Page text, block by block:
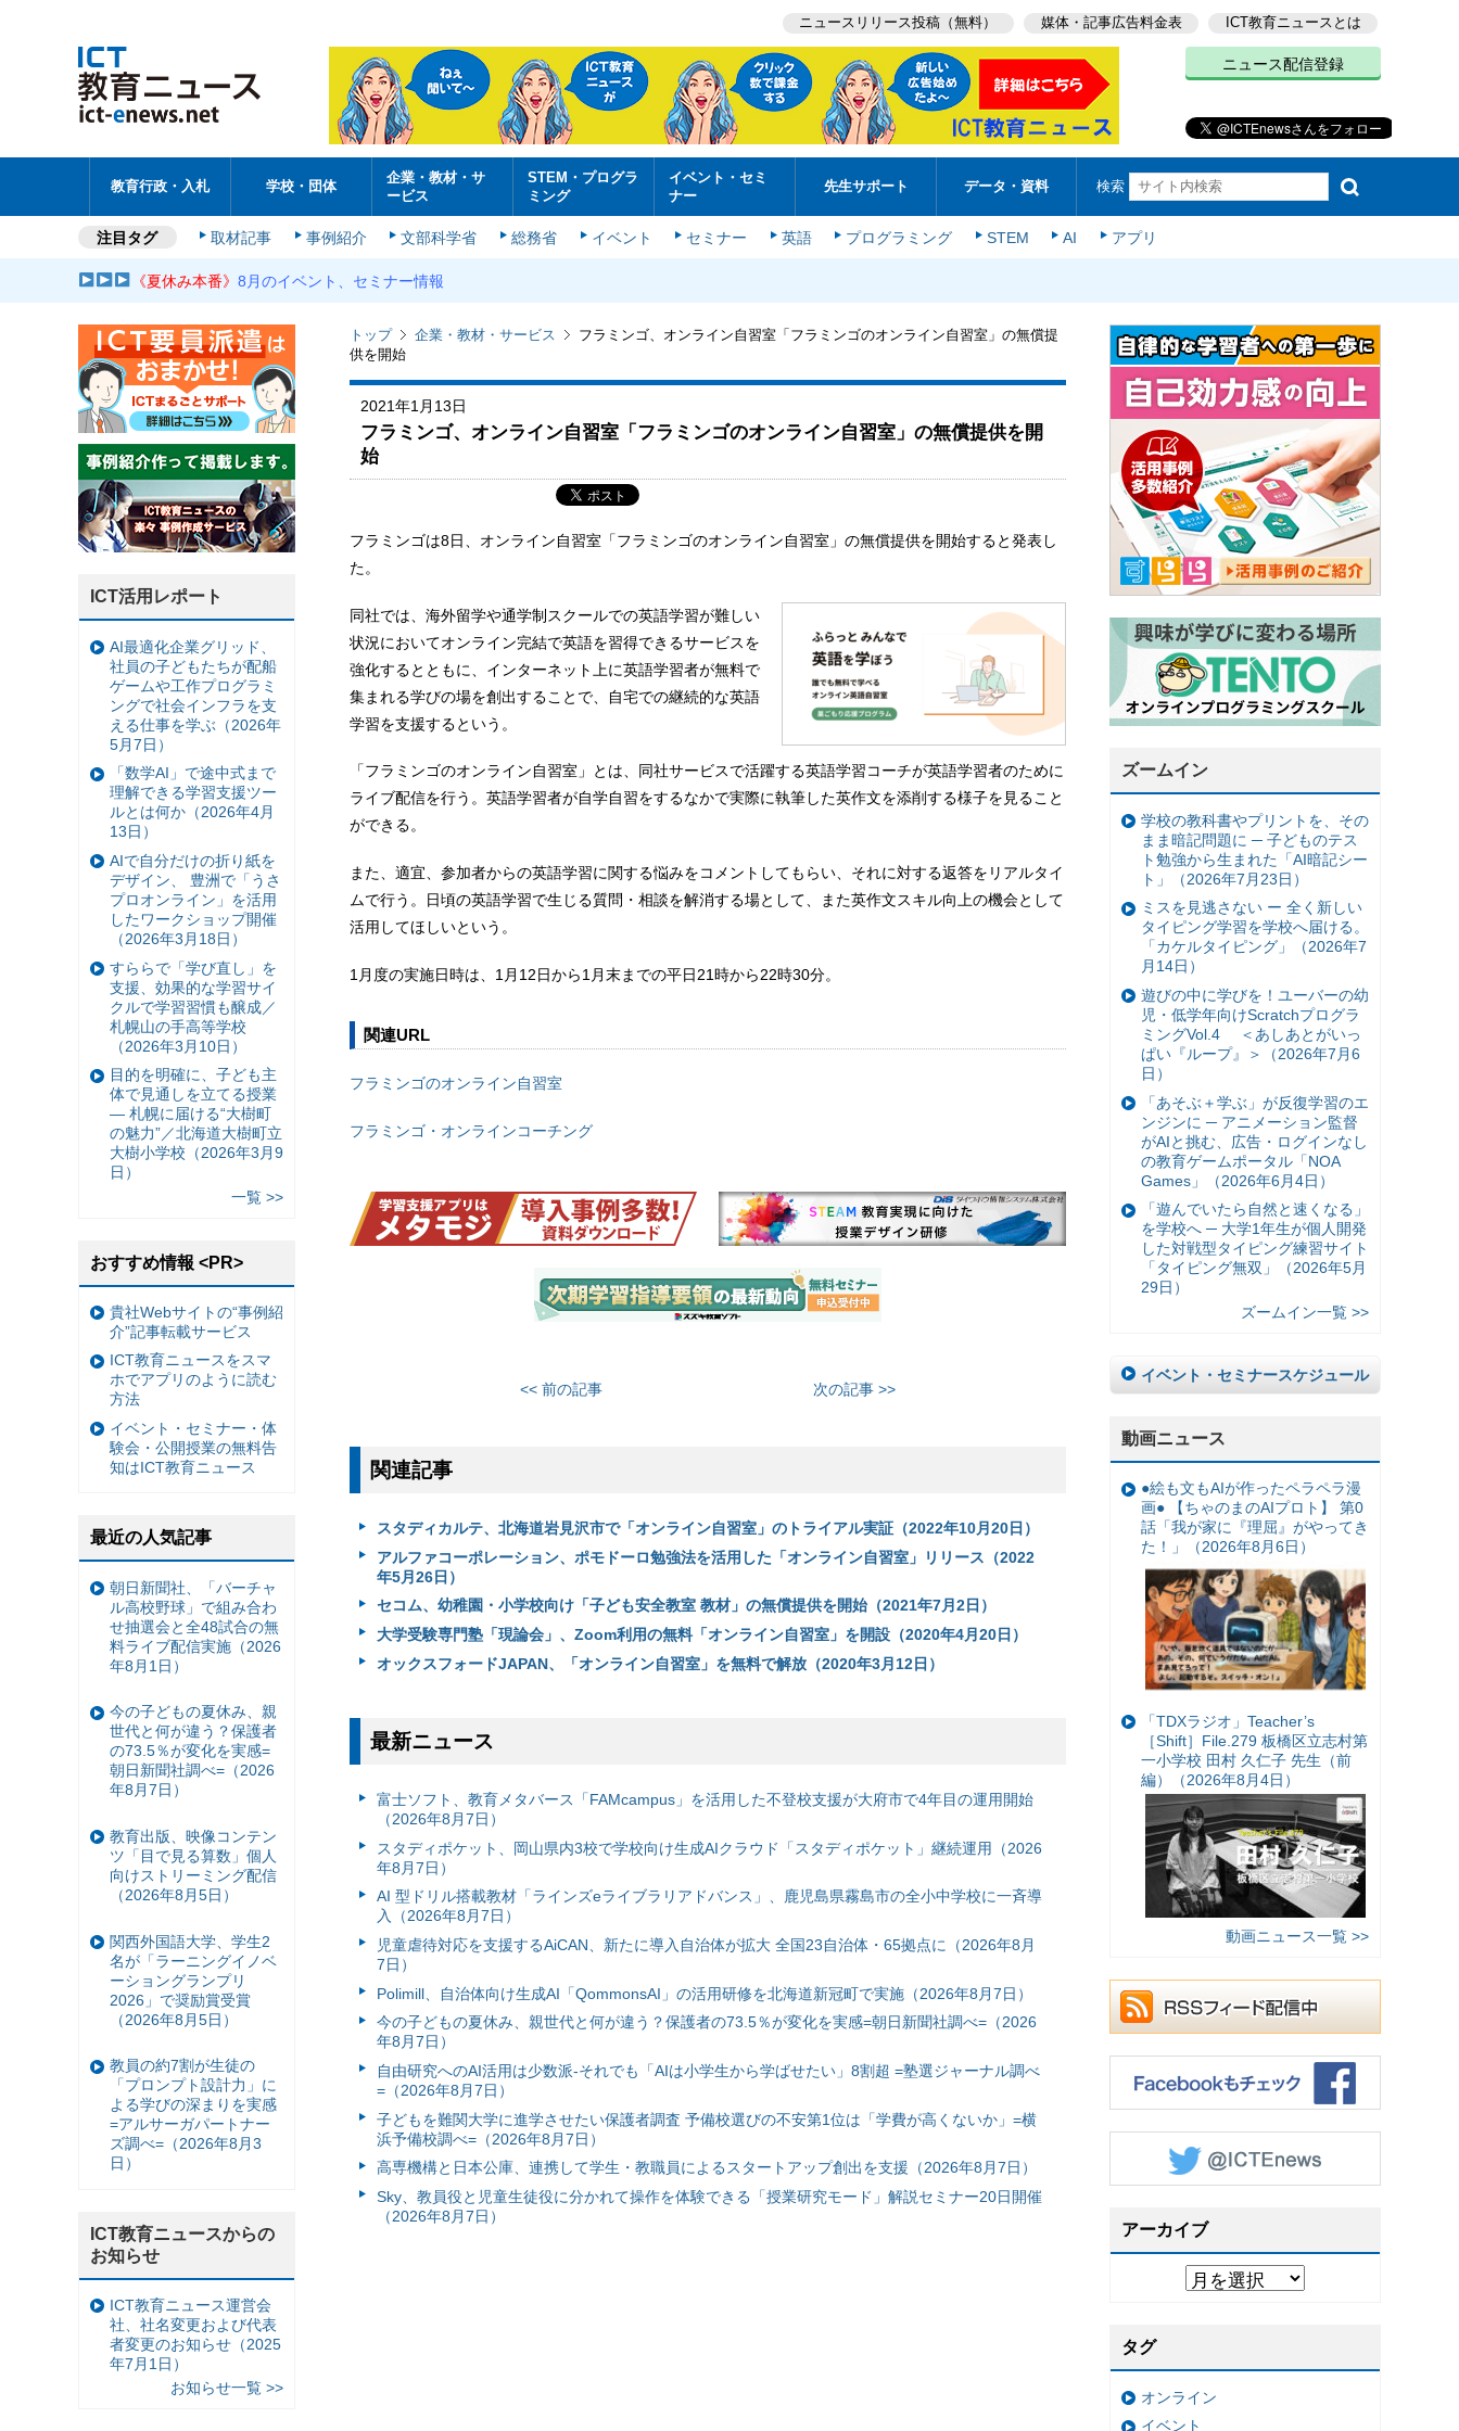
ニュースリリース投稿（無料） 媒体・記事広告料金表 ICT教育ニュースとは
ニュース配信登録
教育行政・入札 学校・団体
企業・教材・サ
ービス
STEM・プログラ
ミング
イベント・セミ
ナー
先生サポート データ・資料 検索
注目タグ 取材記事 事例紹介 文部科学省 総務省 イベント セミナー 英語 プログラミング STEM AI アプリ
《夏休み本番》8月のイベント、セミナー情報
トップ 企業・教材・サービス
フラミンゴ、オンライン自習室「フラミンゴのオンライン自習室」の無償提
供を開始
2021年1月13日
フラミンゴ、オンライン自習室「フラミンゴのオンライン自習室」の無償提供を開
始
フラミンゴは8日、オンライン自習室「フラミンゴのオンライン自習室」の無償提供を開始すると発表し
た。
同社では、海外留学や通学制スクールでの英語学習が難しい
状況においてオンライン完結で英語を習得できるサービスを
強化するとともに、インターネット上に英語学習者が無料で
集まれる学びの場を創出することで、自宅での継続的な英語
学習を支援するという。
「フラミンゴのオンライン自習室」とは、同社サービスで活躍する英語学習コーチが英語学習者のために
ライブ配信を行う。英語学習者が自学自習をするなかで実際に執筆した英作文を添削する様子を見ること
ができる。
また、適宜、参加者からの英語学習に関する悩みをコメントしてもらい、それに対する返答をリアルタイ
ムで行う。日頃の英語学習で生じる質問・相談を解消する場として、また英作文スキル向上の機会として
活用してほしいという。
1月度の実施日時は、1月12日から1月末までの平日21時から22時30分。
関連URL
フラミンゴのオンライン自習室
フラミンゴ・オンラインコーチング
<< 前の記事 次の記事 >>
関連記事
スタディカルテ、北海道岩見沢市で「オンライン自習室」のトライアル実証（2022年10月20日）
アルファコーポレーション、ポモドーロ勉強法を活用した「オンライン自習室」リリース（2022
年5月26日）
セコム、幼稚園・小学校向け「子ども安全教室 教材」の無償提供を開始（2021年7月2日）
大学受験専門塾「現論会」、Zoom利用の無料「オンライン自習室」を開設（2020年4月20日）
オックスフォードJAPAN、「オンライン自習室」を無料で解放（2020年3月12日）
最新ニュース
富⼠ソフト、教育メタバース「FAMcampus」を活用した不登校支援が大府市で4年目の運用開始
（2026年8月7日）
スタディポケット、岡山県内3校で学校向け生成AIクラウド「スタディポケット」継続運用（2026
年8月7日）
AI 型ドリル搭載教材「ラインズeライブラリアドバンス」、鹿児島県霧島市の全小中学校に一斉導
入（2026年8月7日）
児童虐待対応を支援するAiCAN、新たに導入自治体が拡大 全国23自治体・65拠点に（2026年8月
7日）
Polimill、自治体向け生成AI「QommonsAI」の活用研修を北海道新冠町で実施（2026年8月7日）
今の子どもの夏休み、親世代と何が違う？保護者の73.5％が変化を実感=朝日新聞社調べ=（2026
年8月7日）
自由研究へのAI活用は少数派-それでも「AIは小学生から学ばせたい」8割超 =塾選ジャーナル調べ
=（2026年8月7日）
子どもを難関大学に進学させたい保護者調査 予備校選びの不安第1位は「学費が高くないか」=横
浜予備校調べ=（2026年8月7日）
高専機構と日本公庫、連携して学生・教職員によるスタートアップ創出を支援（2026年8月7日）
Sky、教員役と児童生徒役に分かれて操作を体験できる「授業研究モード」解説セミナー20日開催
（2026年8月7日）
ズームイン
学校の教科書やプリントを、その
まま暗記問題に ─ 子どものテス
ト勉強から生まれた「AI暗記シー
ト」（2026年7月23日）
ミスを見逃さない ー 全く新しい
タイピング学習を学校へ届ける。
「カケルタイピング」（2026年7
月14日）
遊びの中に学びを！ユーバーの幼
児・低学年向けScratchプログラ
ミングVol.4 ＜あしあとがいっ
ぱい『ループ』＞（2026年7月6
日）
「あそぶ＋学ぶ」が反復学習のエ
ンジンに ─ アニメーション監督
がAIと挑む、広告・ログインなし
の教育ゲームポータル「NOA
Games」（2026年6月4日）
「遊んでいたら自然と速くなる」
を学校へ ─ 大学1年生が個人開発
した対戦型タイピング練習サイト
「タイピング無双」（2026年5月
29日）
ズームイン一覧 >>
イベント・セミナースケジュール
動画ニュース
●絵も文もAIが作ったペラペラ漫
画● 【ちゃのまのAIプロト】 第0
話「我が家に『理屈』がやってき
た！」（2026年8月6日）
「TDXラジオ」Teacher’s
［Shift］File.279 板橋区立志村第
一小学校 田村 久仁子 先生（前
編）（2026年8月4日）
動画ニュース一覧 >>
アーカイブ
タグ
オンライン
イベント
ICT活用レポート
AI最適化企業グリッド、
社員の子どもたちが配船
ゲームや工作プログラミ
ングで社会インフラを支
える仕事を学ぶ（2026年
5月7日）
「数学AI」で途中式まで
理解できる学習支援ツー
ルとは何か（2026年4月
13日）
AIで自分だけの折り紙を
デザイン、 豊洲で「うさ
プロオンライン」を活用
したワークショップ開催
（2026年3月18日）
すららで「学び直し」を
支援、効果的な学習サイ
クルで学習習慣も醸成／
札幌山の手高等学校
（2026年3月10日）
目的を明確に、子ども主
体で見通しを立てる授業
— 札幌に届ける“大樹町
の魅力”／北海道大樹町立
大樹小学校（2026年3月9
日）
一覧 >>
おすすめ情報 <PR>
貴社Webサイトの“事例紹
介”記事転載サービス
ICT教育ニュースをスマ
ホでアプリのように読む
方法
イベント・セミナー・体
験会・公開授業の無料告
知はICT教育ニュース
最近の人気記事
朝日新聞社、「バーチャ
ル高校野球」で組み合わ
せ抽選会と全48試合の無
料ライブ配信実施（2026
年8月1日）
今の子どもの夏休み、親
世代と何が違う？保護者
の73.5％が変化を実感=
朝日新聞社調べ=（2026
年8月7日）
教育出版、映像コンテン
ツ「目で見る算数」個人
向けストリーミング配信
（2026年8月5日）
関西外国語大学、学生2
名が「ラーニングイノベ
ーショングランプリ
2026」で奨励賞受賞
（2026年8月5日）
教員の約7割が生徒の
「プロンプト設計力」に
よる学びの深まりを実感
=アルサーガパートナー
ズ調べ=（2026年8月3
日）
ICT教育ニュースからの
お知らせ
ICT教育ニュース運営会
社、社名変更および代表
者変更のお知らせ（2025
年7月1日）
お知らせ一覧 >>